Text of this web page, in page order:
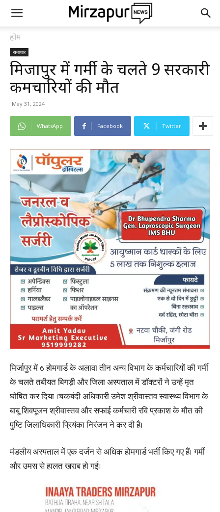
होम
समाचार
मिर्जापुर में गर्मी के चलते 9 सरकारी
कर्मचारियों की मौत
May 31, 2024
WhatsApp Facebook Twitter
मिर्जापुर में 6 होमगार्ड के अलावा तीन अन्य विभाग के कर्मचारियों की गर्मी
के चलते तबीयत बिगड़ी और जिला अस्पताल में डॉक्टरों ने उन्हें मृत
घोषित कर दिया ।चकबंदी अधिकारी उमेश श्रीवास्तव स्वास्थ्य विभाग के
बाबू शिवपूजन श्रीवास्तव और सफाई कर्मचारी रवि प्रकाश के मौत की
पुष्टि जिलाधिकारी प्रियंका निरंजन ने कर दी है।
मंडलीय अस्पताल में एक दर्जन से अधिक होमगार्ड भर्ती किए गए हैं। गर्मी
और उमस से हालत खराब हो गई।